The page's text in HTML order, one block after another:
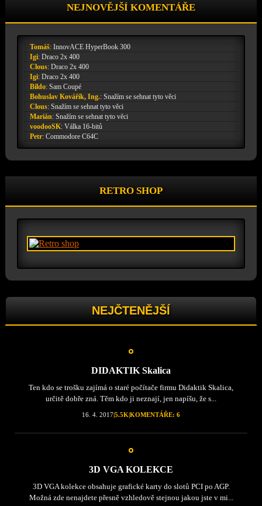
NEJNOVĚJŠÍ KOMENTÁŘE
Tomáš: InnovACE HyperBook 300
Igi: Draco 2x 400
Clous: Draco 2x 400
Igi: Draco 2x 400
Bildo: Sam Coupé
Bohuslav Kovářík, Ing.: Snažím se sehnat tyto věci
Clous: Snažím se sehnat tyto věci
Marián: Snažím se sehnat tyto věci
voodooSK: Válka 16-bitů
Petr: Commodore C64C
RETRO SHOP
NEJČTENĚJŠÍ
DIDAKTIK Skalica
Ten kdo se trošku zajímá o staré počítače firmu Didaktik Skalica,
určitě dobře zná. Těm kdo ji neznají, jen napíšu, že s...
16. 4. 2017|5.5K|KOMENTÁŘE: 6
3D VGA KOLEKCE
3D VGA kolekce obsahuje grafické karty do slotů PCI po AGP.
Možná zde nenajdete přesně vzhledově stejnou jakou jste v mi...